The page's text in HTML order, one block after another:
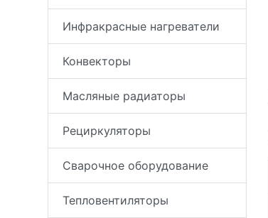
Инфракрасные нагреватели
Конвекторы
Масляные радиаторы
Рециркуляторы
Сварочное оборудование
Тепловентиляторы